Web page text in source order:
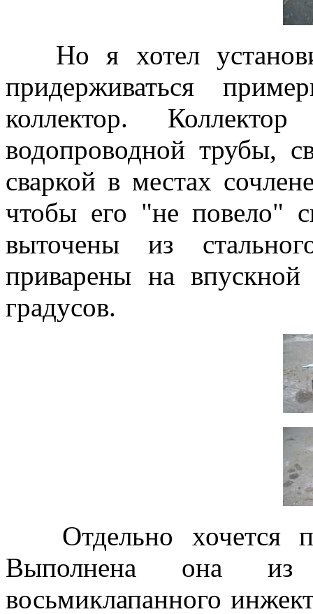
Но я хотел
придерживаться
коллектор.
водопроводной трубы,
сваркой в местах
чтобы его "не повело"
выточены из
приварены на
градусов.
Отдельно хочется
Выполнена она из
восьмиклапанного